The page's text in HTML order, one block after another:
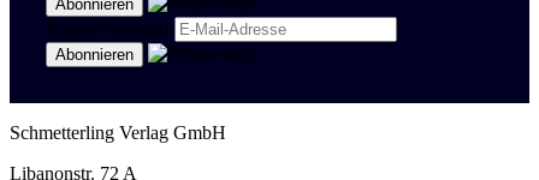
Region Stuttgart
Schmetterling Verlag GmbH
Libanonstr. 72 A